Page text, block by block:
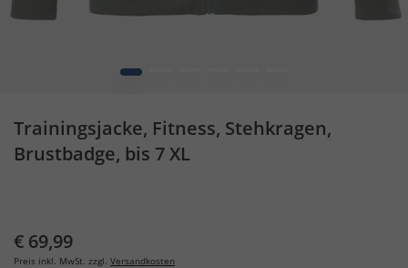
1
Trainingsjacke, Fitness, Stehkragen,
Brustbadge, bis 7 XL
€ 69,99
Preis inkl. MwSt. zzgl. Versandkosten